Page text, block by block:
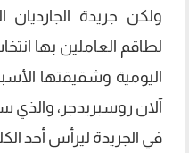
ولكن جريدة
لطاقم العاملين بها
اليومية وشقيقتها
في الجريدة ليرأس أحد